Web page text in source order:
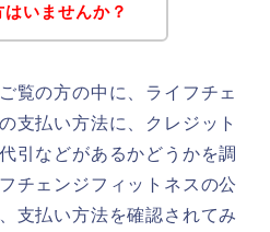
いませんか？
覧の方の中に、ライフチェ
支払い方法に、クレジット
引などがあるかどうかを調
チェンジフィットネスの公
支払い方法を確認されてみ